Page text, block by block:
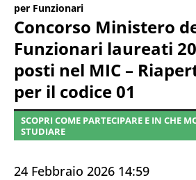
per Funzionari
Concorso Ministero
Funzionari laureati
posti nel MIC –
per il codice 01
SCOPRI COME PARTECIPARE E IN CHE
STUDIARE
24 Febbraio 2026 14:59